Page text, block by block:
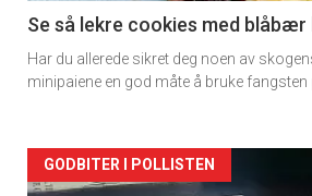
11
Dagens
Se så lekre cookies med blåbær
Har du allerede sikret deg noen av
minipaiene en god måte å bruke fangsten
Artikler
GODBITER I POLLISTEN